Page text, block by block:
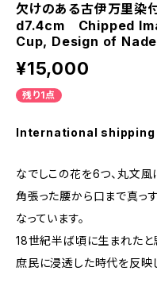
欠けのある古伊万里染
d7.4cm Chipped
Cup, Design of
¥15,000
残り1点
International shipping
なでしこの花を6つ、丸文風
角張った腰から口まで真っ
なっています。
18世紀半ば頃に生まれたと
庶民に浸透した時代を反映